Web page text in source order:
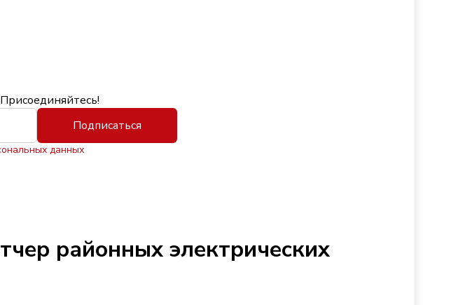
Подписаться
данных
районных электрических